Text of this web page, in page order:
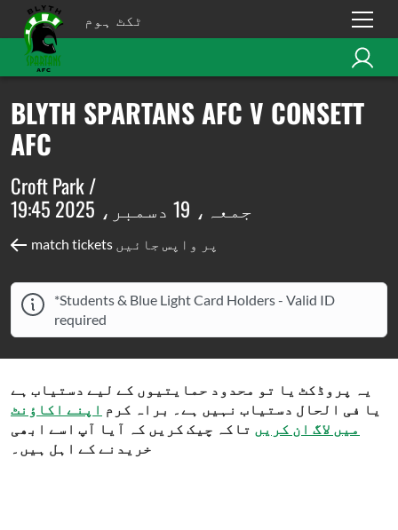
ٹکٹ ہوم
BLYTH SPARTANS AFC V CONSETT
AFC
Croft Park /
جمعہ، 19 دسمبر، 2025 19:45
match tickets پر واپس جائیں
*Students & Blue Light Card Holders - Valid ID
required
یہ پروڈکٹ یا تو محدود حمایتیوں کے لیے دستیاب ہے
یا فی الحال دستیاب نہیں ہے۔ براہ کرم اپنے اکاؤنٹ
میں لاگ ان کریں تاکہ چیک کریں کہ آیا آپ اسے ابھی
خریدنے کے اہل ہیں۔